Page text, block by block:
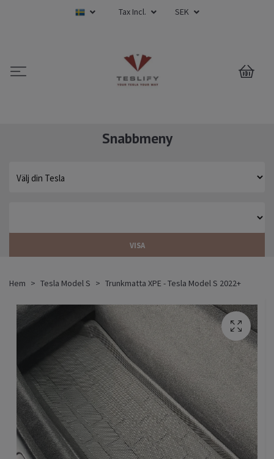
Tax Incl. SEK
0
Snabbmeny
VISA
Hem Tesla Model S Trunkmatta XPE - Tesla Model S 2022+